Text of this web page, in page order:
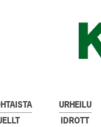
URHEILU
IDROTT